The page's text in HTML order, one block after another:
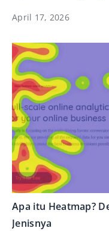
April 17, 2026
Apa itu Heatmap?
Jenisnya